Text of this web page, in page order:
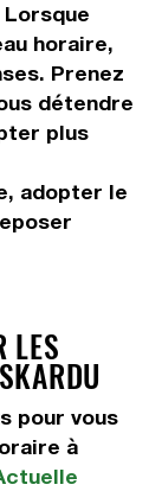
horaire,
Prenez
détendre
plus
adopter le
LES
pour vous
à